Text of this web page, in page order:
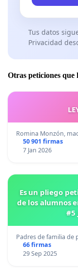
Tus datos
Privacidad
Otras peticiones que
Romina Monzón,
50 901 firmas
7 Jan 2026
Es un pliego
de los alumnos
#5
Padres de familia de
66 firmas
29 Sep 2025